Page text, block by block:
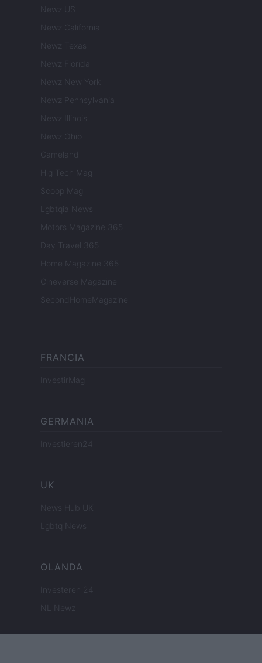
Newz US
Newz California
Newz Texas
Newz Florida
Newz New York
Newz Pennsylvania
Newz Illinois
Newz Ohio
Gameland
Hig Tech Mag
Scoop Mag
Lgbtqia News
Motors Magazine 365
Day Travel 365
Home Magazine 365
Cineverse Magazine
SecondHomeMagazine
FRANCIA
InvestirMag
GERMANIA
Investieren24
UK
News Hub UK
Lgbtq News
OLANDA
Investeren 24
NL Newz